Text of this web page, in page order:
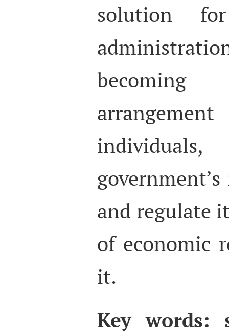
solution
and regulate
of economic
it.
Key words: